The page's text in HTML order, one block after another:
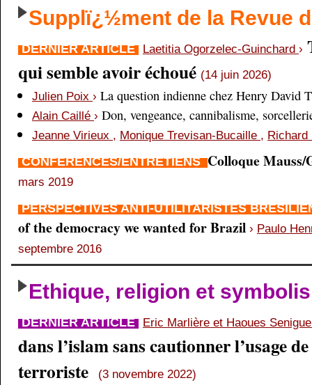
Supplï¿½ment de la Revue
DERNIER ARTICLE Laetitia Ogorzelec-Guinchard ›
qui semble avoir échoué (14 juin 2026)
Julien Poix › La question indienne chez Henry David
Alain Caillé › Don, vengeance, cannibalisme,
Jeanne Virieux , Monique Trevisan-Bucaille ,
CONFÉRENCES/ENTRETIENS Colloque
mars 2019
PERSPECTIVES ANTI-UTILITARISTES
of the democracy we wanted for Brazil › Paulo
septembre 2016
Ethique, religion et
DERNIER ARTICLE Eric Marlière et Haoues
dans l’islam sans cautionner l’usage
terroriste
(3 novembre 2022)